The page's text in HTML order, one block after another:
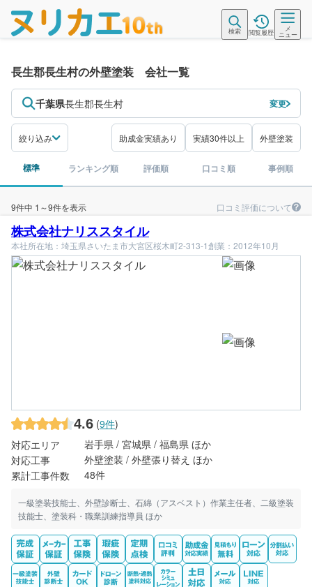
検索 閲覧履歴
メ
ニュー
長生郡長生村の外壁塗装 会社一覧
千葉県長生郡長生村 変更
絞り込み 助成金実績あり 実績30件以上 外壁塗装
標準 ランキング順 評価順 口コミ順 事例順
9件中 1～9件を表示 口コミ評価について
株式会社ナリススタイル
本社所在地：埼玉県さいたま市大宮区桜木町2-313-1創業：2012年10月
4.6 (9件)
対応エリア
岩手県 / 宮城県 / 福島県 ほか
対応工事
外壁塗装 / 外壁張り替え ほか
累計工事件数
48件
一級塗装技能士、外壁診断士、石綿（アスベスト）作業主任者、二級塗装
技能士、塗装科・職業訓練指導員 ほか